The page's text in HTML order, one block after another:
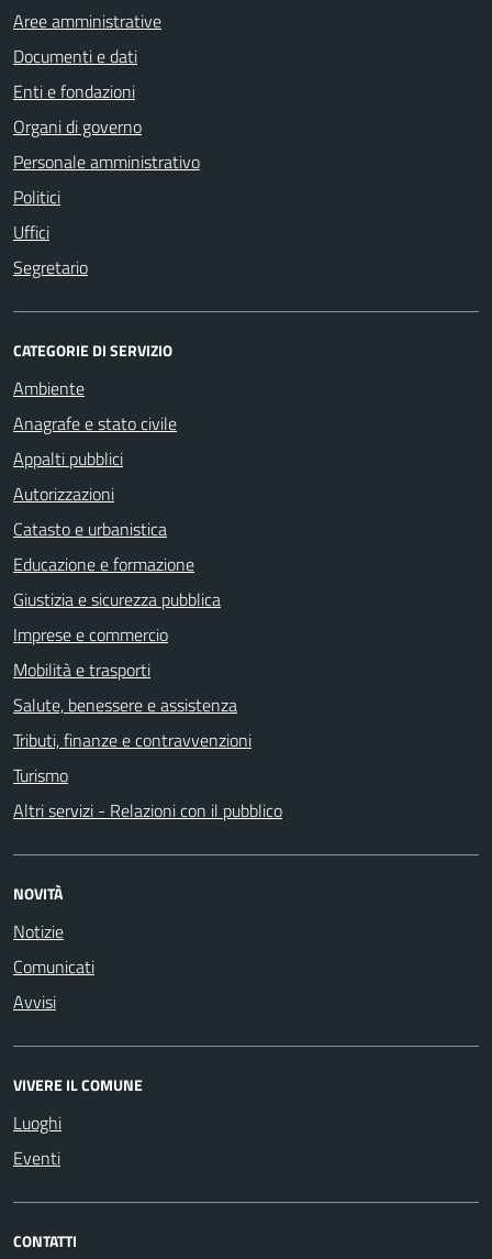
Aree amministrative
Documenti e dati
Enti e fondazioni
Organi di governo
Personale amministrativo
Politici
Uffici
Segretario
CATEGORIE DI SERVIZIO
Ambiente
Anagrafe e stato civile
Appalti pubblici
Autorizzazioni
Catasto e urbanistica
Educazione e formazione
Giustizia e sicurezza pubblica
Imprese e commercio
Mobilità e trasporti
Salute, benessere e assistenza
Tributi, finanze e contravvenzioni
Turismo
Altri servizi - Relazioni con il pubblico
NOVITÀ
Notizie
Comunicati
Avvisi
VIVERE IL COMUNE
Luoghi
Eventi
CONTATTI